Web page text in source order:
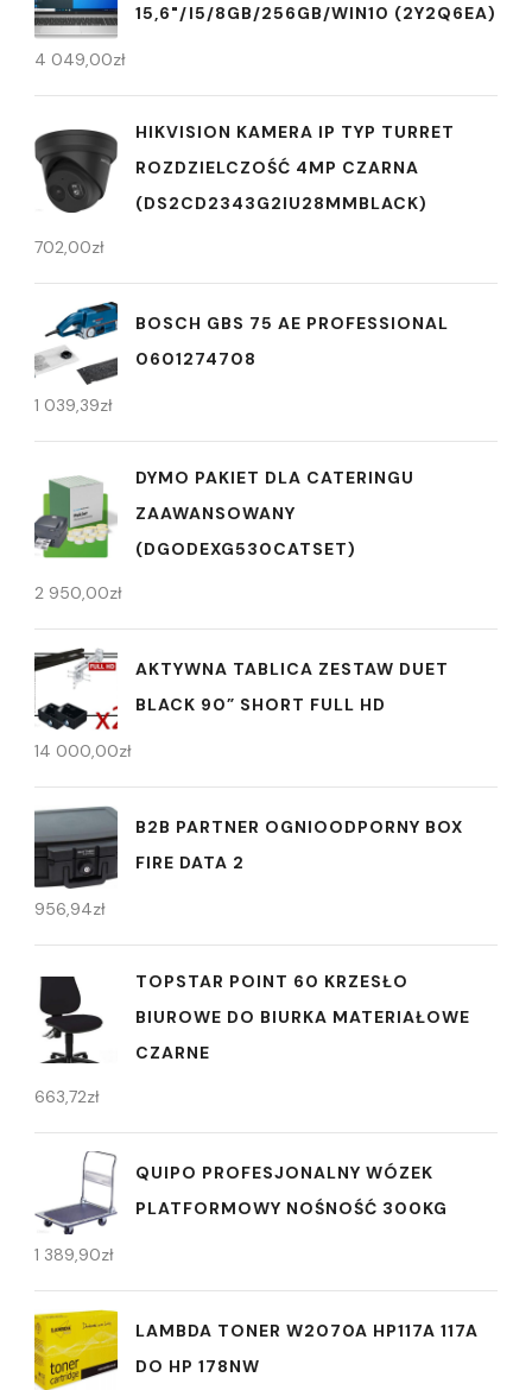
15,6"/I5/8GB/256GB/WIN10 (2Y2Q6EA)
4 049,00zł
HIKVISION KAMERA IP TYP TURRET
ROZDZIELCZOŚĆ 4MP CZARNA
(DS2CD2343G2IU28MMBLACK)
702,00zł
BOSCH GBS 75 AE PROFESSIONAL
0601274708
1 039,39zł
DYMO PAKIET DLA CATERINGU
ZAAWANSOWANY
(DGODEXG530CATSET)
2 950,00zł
AKTYWNA TABLICA ZESTAW DUET
BLACK 90” SHORT FULL HD
14 000,00zł
B2B PARTNER OGNIOODPORNY BOX
FIRE DATA 2
956,94zł
TOPSTAR POINT 60 KRZESŁO
BIUROWE DO BIURKA MATERIAŁOWE
CZARNE
663,72zł
QUIPO PROFESJONALNY WÓZEK
PLATFORMOWY NOŚNOŚĆ 300KG
1 389,90zł
LAMBDA TONER W2070A HP117A 117A
DO HP 178NW